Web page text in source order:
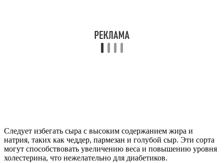
Следует избегать сыра с высоким содержанием жира и
натрия, таких как чеддер, пармезан и голубой сыр. Эти сорта
могут способствовать увеличению веса и повышению уровня
холестерина, что нежелательно для диабетиков.